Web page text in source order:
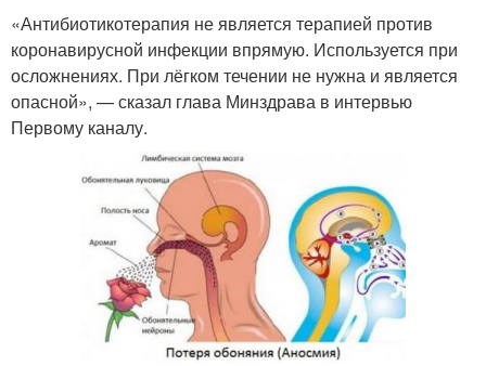
«Антибиотикотерапия не является терапией против
коронавирусной инфекции впрямую. Используется при
осложнениях. При лёгком течении не нужна и является
опасной», — сказал глава Минздрава в интервью
Первому каналу.